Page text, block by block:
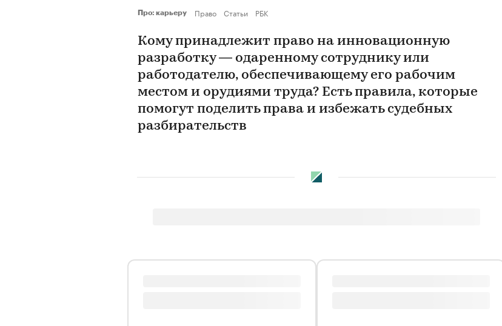
Про: карьеру Право Статьи РБК
Кому принадлежит право на инновационную
разработку — одаренному сотруднику или
работодателю, обеспечивающему его рабочим
местом и орудиями труда? Есть правила, которые
помогут поделить права и избежать судебных
разбирательств